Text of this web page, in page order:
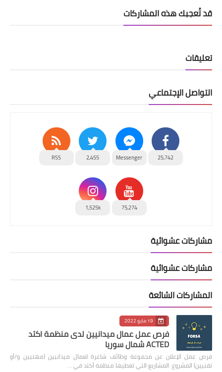
قد تُعجبك هذه المشاركات
تعليقات
التواصل الإجتماعي
25,742
Messenger
2,455
RSS
75,274
1,525k
مشاركات عشوائية
مشاركات عشوائية
المشاركات الشائعة
19 مايو 2022
فرص عمل عمال ميدانيين لدى منظمة اكتد
ACTED شمال سوريا
فرص عمل الإعلان عن مجموعة وظائف شاغرة لعمال ميدانيين (مهنيين و/أو
تقنيين) المشروع: المشاريع التي تغطيها منظمة أكتد في …